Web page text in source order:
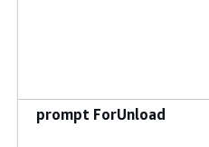
prompt ForUnload